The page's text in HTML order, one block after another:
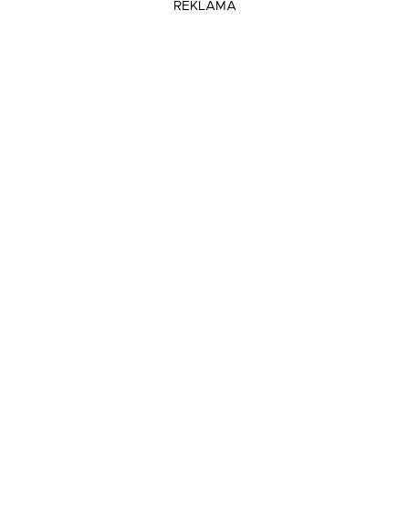
REKLAMA